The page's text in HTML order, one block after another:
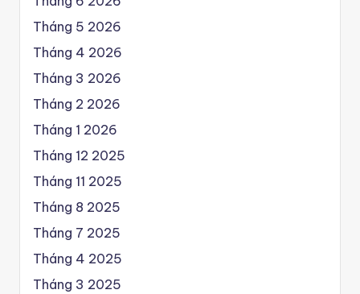
Tháng 5 2026
Tháng 4 2026
Tháng 3 2026
Tháng 2 2026
Tháng 1 2026
Tháng 12 2025
Tháng 11 2025
Tháng 8 2025
Tháng 7 2025
Tháng 4 2025
Tháng 3 2025